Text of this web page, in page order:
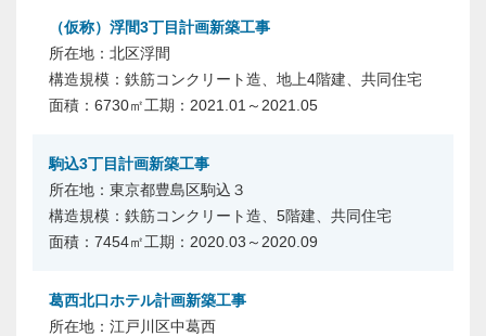
（仮称）浮間3丁目計画新築工事
北区浮間
鉄筋コンクリート造、地上4階建、共同住宅
6730㎡
2021.01～2021.05
駒込3丁目計画新築工事
東京都豊島区駒込３
鉄筋コンクリート造、5階建、共同住宅
7454㎡
2020.03～2020.09
葛西北口ホテル計画新築工事
江戸川区中葛西